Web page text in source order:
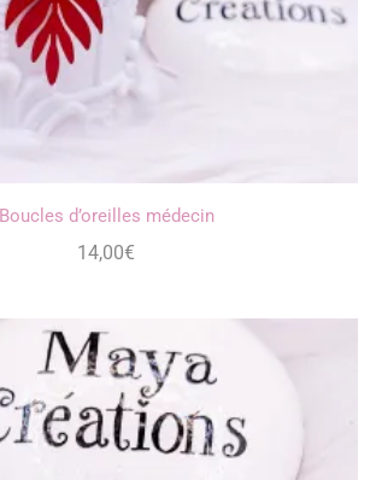
Boucles d’oreilles médecin
14,00€